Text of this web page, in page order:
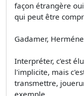
façon étrangère
qui peut être
Gadamer,
Interpréter, c'est
l'implicite, mais
transmettre,